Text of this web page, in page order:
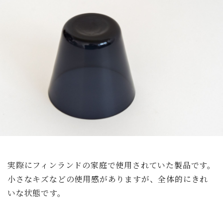
実際にフィンランドの家庭で使用されていた製品です。
小さなキズなどの使用感がありますが、全体的にきれ
いな状態です。